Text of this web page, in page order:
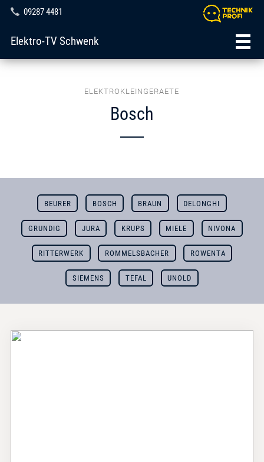
09287 4481
Elektro-TV Schwenk
ELEKTROKLEINGERAETE
Bosch
BEURER BOSCH BRAUN DELONGHI
GRUNDIG JURA KRUPS MIELE NIVONA
RITTERWERK ROMMELSBACHER ROWENTA
SIEMENS TEFAL UNOLD